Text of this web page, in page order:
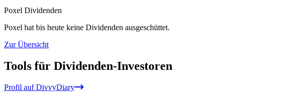
Poxel Dividenden
Poxel hat bis heute keine Dividenden ausgeschüttet.
Zur Übersicht
Tools für Dividenden-Investoren
Profil auf DivvyDiary